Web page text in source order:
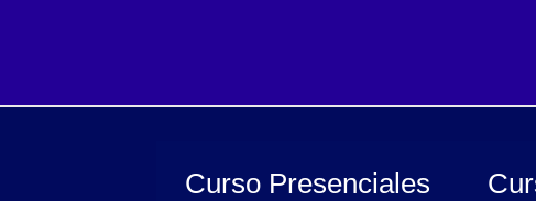
Curso Presenciales